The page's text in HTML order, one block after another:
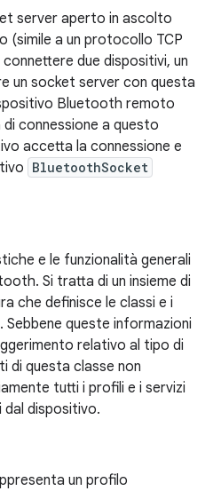
server aperto in ascolto
(simile a un protocollo TCP
connettere due dispositivi, un
un socket server con questa
Bluetooth remoto
connessione a questo
accetta la connessione e
BluetoothSocket
e le funzionalità generali
Si tratta di un insieme di
che definisce le classi e i
Sebbene queste informazioni
relativo al tipo di
di questa classe non
tutti i profili e i servizi
dispositivo.
un profilo